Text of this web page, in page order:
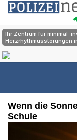
Wenn die
Schule